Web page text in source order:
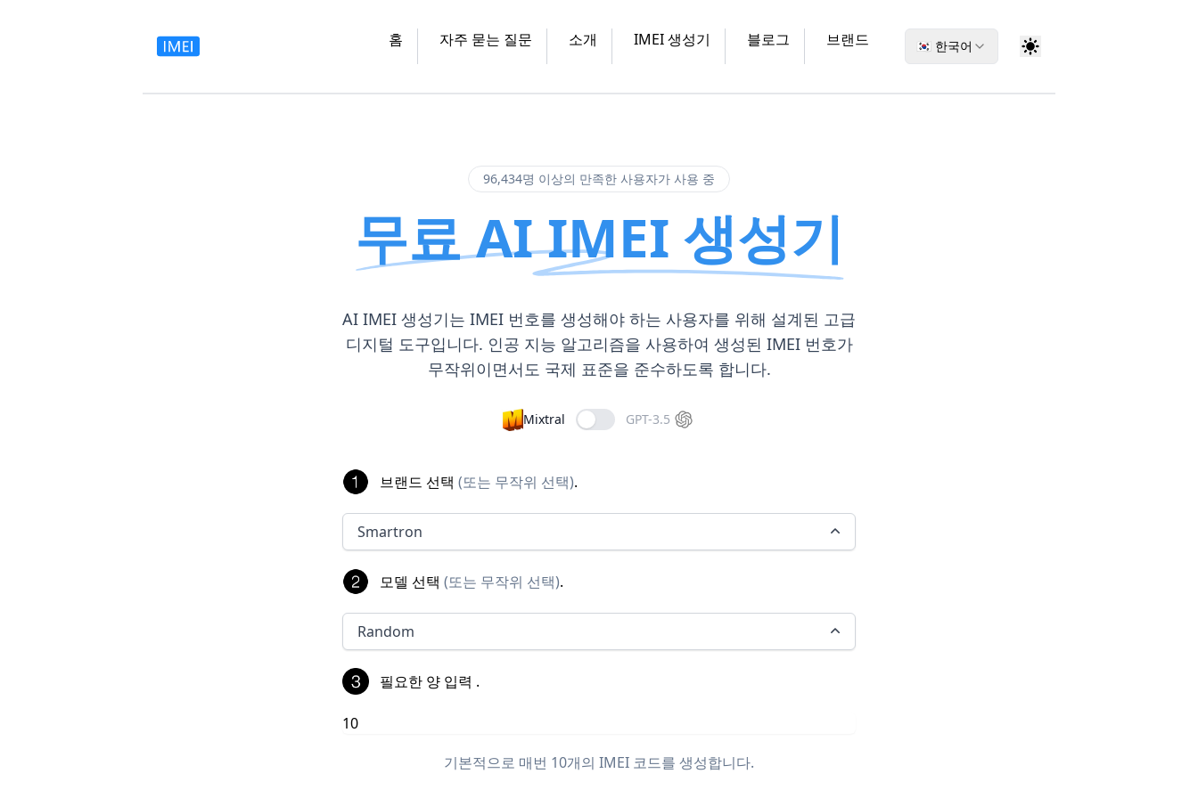
홈 자주 묻는 질문 소개 IMEI 생성기 블로그 브랜드 🇰🇷 한국어
96,434명 이상의 만족한 사용자가 사용 중
무료 AI IMEI 생성기
AI IMEI 생성기는 IMEI 번호를 생성해야 하는 사용자를 위해 설계된 고급
디지털 도구입니다. 인공 지능 알고리즘을 사용하여 생성된 IMEI 번호가
무작위이면서도 국제 표준을 준수하도록 합니다.
Mixtral GPT-3.5
브랜드 선택 (또는 무작위 선택).
Smartron
모델 선택 (또는 무작위 선택).
Random
필요한 양 입력 .
기본적으로 매번 10개의 IMEI 코드를 생성합니다.